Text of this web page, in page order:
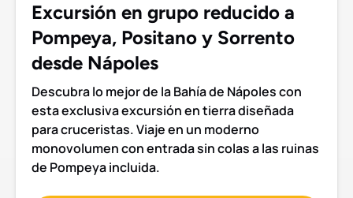
Sorrento
desde
Nápoles
Excursión en grupo reducido a
Pompeya, Positano y Sorrento
desde Nápoles
Descubra lo mejor de la Bahía de Nápoles con
esta exclusiva excursión en tierra diseñada
para cruceristas. Viaje en un moderno
monovolumen con entrada sin colas a las ruinas
de Pompeya incluida.